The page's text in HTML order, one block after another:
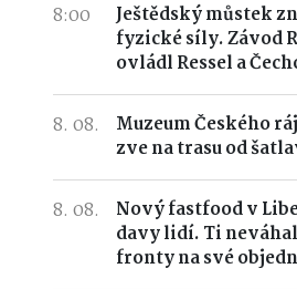
8:00
Ještědský můstek
fyzické síly. Závod
ovládl Ressel a
8. 08.
Muzeum Českého
zve na trasu od
8. 08.
Nový fastfood v
davy lidí. Ti
fronty na své